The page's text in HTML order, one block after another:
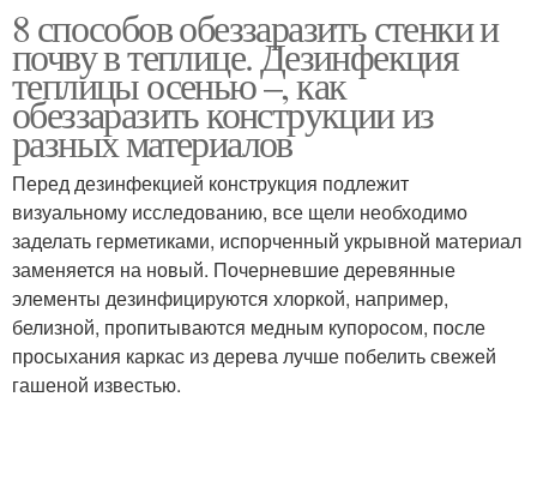
8 способов обеззаразить стенки и
почву в теплице. Дезинфекция
теплицы осенью –, как
обеззаразить конструкции из
разных материалов
Перед дезинфекцией конструкция подлежит
визуальному исследованию, все щели необходимо
заделать герметиками, испорченный укрывной материал
заменяется на новый. Почерневшие деревянные
элементы дезинфицируются хлоркой, например,
белизной, пропитываются медным купоросом, после
просыхания каркас из дерева лучше побелить свежей
гашеной известью.